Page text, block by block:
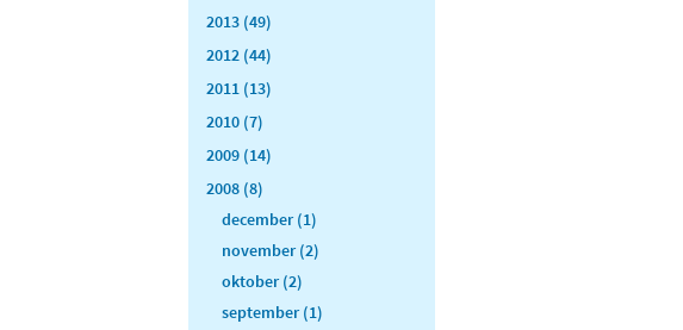
2013 (49)
2012 (44)
2011 (13)
2010 (7)
2009 (14)
2008 (8)
december (1)
november (2)
oktober (2)
september (1)